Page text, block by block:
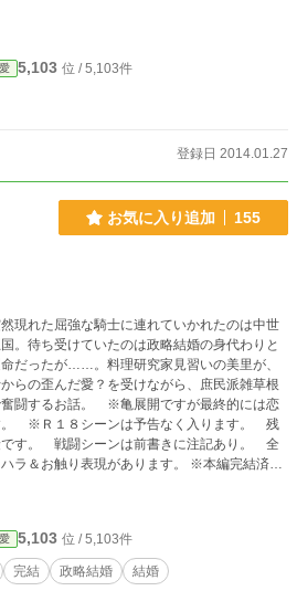
5,103 位 / 5,103件
登録日 2014.01.27
お気に入り追加 155
現れた屈強な騎士に連れていかれたのは中世
。待ち受けていたのは政略結婚の身代わりと
だったが……。料理研究家見習いの美里が、
らの歪んだ愛？を受けながら、庶民派雑草根
奮闘するお話。 ※亀展開ですが最終的には恋
。 ※Ｒ１８シーンは予告なく入ります。 残
です。 戦闘シーンは前書きに注記あり。 全
ラ＆お触り表現があります。 ※本編完結済、
次投下中。番外編はアホエロギャグにつき心
5,103 位 / 5,103件
完結 政略結婚 結婚